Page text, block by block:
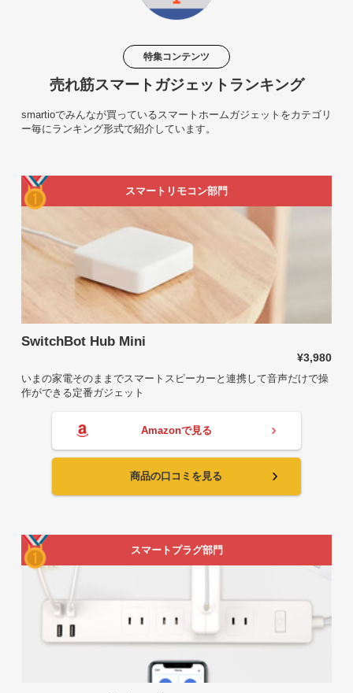
特集コンテンツ
売れ筋スマートガジェットランキング
smartioでみんなが買っているスマートホームガジェットをカテゴリ
ー毎にランキング形式で紹介しています。
スマートリモコン部門
SwitchBot Hub Mini
¥3,980
いまの家電そのままでスマートスピーカーと連携して音声だけで操
作ができる定番ガジェット
Amazonで見る
商品の口コミを見る
スマートプラグ部門